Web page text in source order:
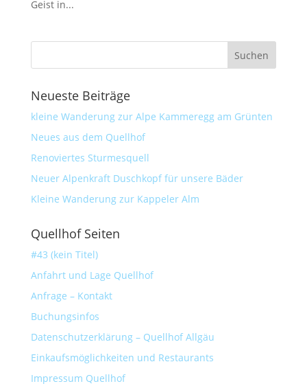
Geist in...
Neueste Beiträge
kleine Wanderung zur Alpe Kammeregg am Grünten
Neues aus dem Quellhof
Renoviertes Sturmesquell
Neuer Alpenkraft Duschkopf für unsere Bäder
Kleine Wanderung zur Kappeler Alm
Quellhof Seiten
#43 (kein Titel)
Anfahrt und Lage Quellhof
Anfrage – Kontakt
Buchungsinfos
Datenschutzerklärung – Quellhof Allgäu
Einkaufsmöglichkeiten und Restaurants
Impressum Quellhof